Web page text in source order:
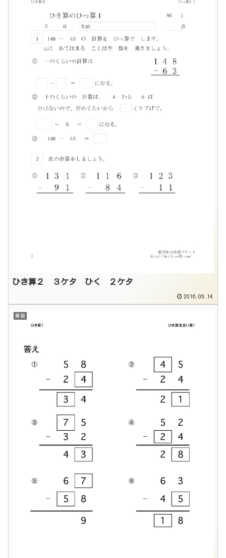
ひき算２ ３ケタ ひく ２ケタ
2016.05.14
算数